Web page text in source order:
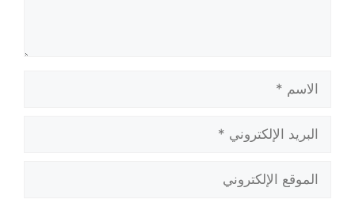
الاسم
البريد
الإلكتروني
الموقع
الإلكتروني